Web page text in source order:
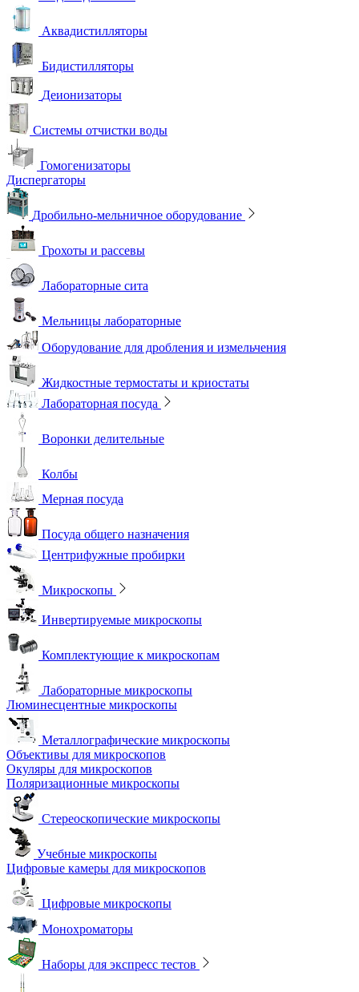
Аквадистилляторы
Бидистилляторы
Деионизаторы
Системы отчистки воды
Гомогенизаторы
Диспергаторы
Дробильно-мельничное оборудование
Грохоты и рассевы
Лабораторные сита
Мельницы лабораторные
Оборудование для дробления и измельчения
Жидкостные термостаты и криостаты
Лабораторная посуда
Воронки делительные
Колбы
Мерная посуда
Посуда общего назначения
Центрифужные пробирки
Микроскопы
Инвертируемые микроскопы
Комплектующие к микроскопам
Лабораторные микроскопы
Люминесцентные микроскопы
Металлографические микроскопы
Объективы для микроскопов
Окуляры для микроскопов
Поляризационные микроскопы
Стереоскопические микроскопы
Учебные микроскопы
Цифровые камеры для микроскопов
Цифровые микроскопы
Монохроматоры
Наборы для экспресс тестов